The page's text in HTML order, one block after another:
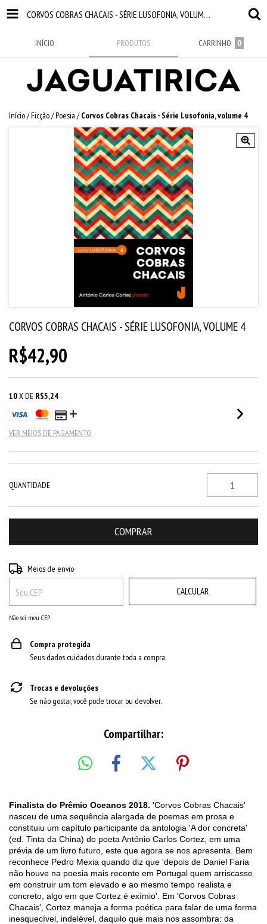
CORVOS COBRAS CHACAIS - SÉRIE LUSOFONIA, VOLUME 4
INÍCIO PRODUTOS CARRINHO 0
Início/Ficção/Poesia / Corvos Cobras Chacais - Série Lusofonia, volume 4
CORVOS COBRAS CHACAIS - SÉRIE LUSOFONIA, VOLUME 4
R$42,90
10X DE R$5,24
VER MEIOS DE PAGAMENTO
QUANTIDADE
Entregas para o CEP:
Meios de envio
CALCULAR
Não sei meu CEP
Compra protegida
Seus dados cuidados durante toda a compra.
Trocas e devoluções
Se não gostar, você pode trocar ou devolver.
Compartilhar:
Finalista do Prêmio Oceanos 2018. 'Corvos Cobras Chacais'
nasceu de uma sequência alargada de poemas em prosa e
constituiu um capítulo participante da antologia 'A dor concreta'
(ed. Tinta da China) do poeta António Carlos Cortez, em uma
prévia de um livro futuro, este que agora se nos apresenta. Bem
reconhece Pedro Mexia quando diz que 'depois de Daniel Faria
não houve na poesia mais recente em Portugal quem arriscasse
em construir um tom elevado e ao mesmo tempo realista e
concreto, algo em que Cortez é exímio'. Em 'Corvos Cobras
Chacais', Cortez maneja a forma poética para falar de uma forma
inesquecível, indelével, daquilo que mais nos assombra: da